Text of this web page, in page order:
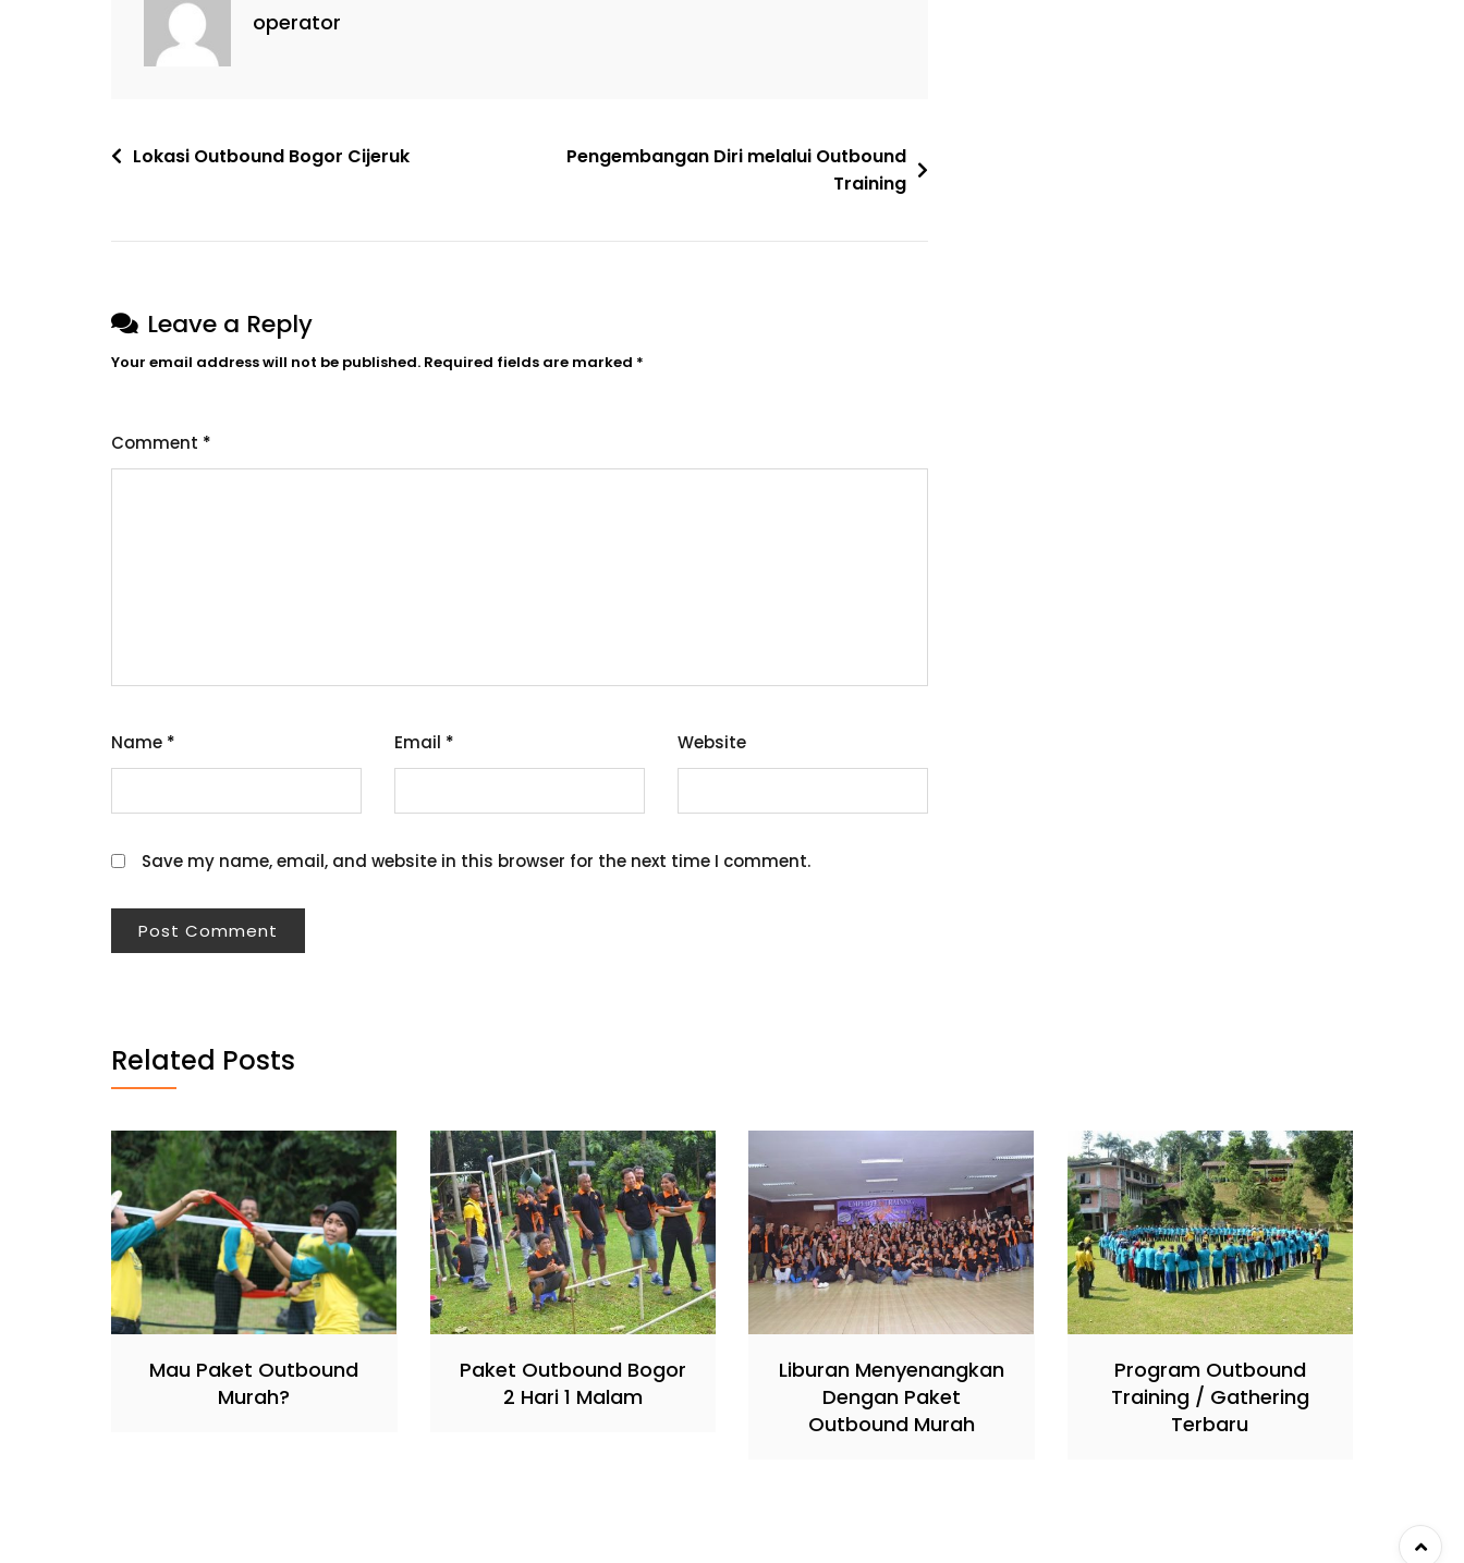
operator
Post
Lokasi Outbound Bogor Cijeruk
Pengembangan Diri melalui Outbound
Training
Leave a Reply
Your email address will not be published. Required fields are marked *
Comment *
Name * Email * Website
Save my name, email, and website in this browser for the next time I comment.
Related Posts
Mau Paket Outbound
Murah?
Paket Outbound Bogor
2 Hari 1 Malam
Liburan Menyenangkan
Dengan Paket
Outbound Murah
Program Outbound
Training / Gathering
Terbaru